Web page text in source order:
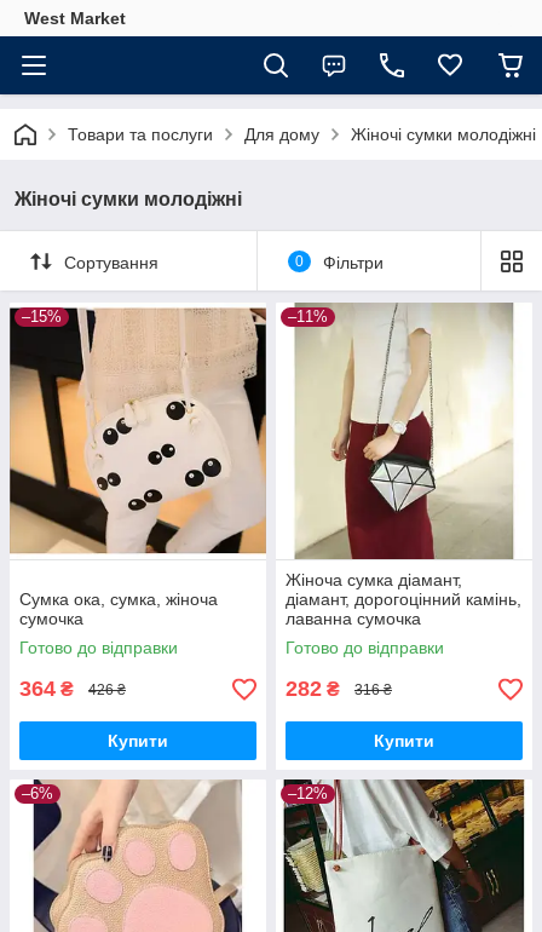
West Market
Товари та послуги Для дому Жіночі сумки молодіжні
Жіночі сумки молодіжні
Сортування 0 Фільтри
–15%
Сумка ока, сумка, жіноча
сумочка
Готово до відправки
364 ₴ 426 ₴
Купити
–11%
Жіноча сумка діамант,
діамант, дорогоцінний камінь,
лаванна сумочка
Готово до відправки
282 ₴ 316 ₴
Купити
–6% –12%